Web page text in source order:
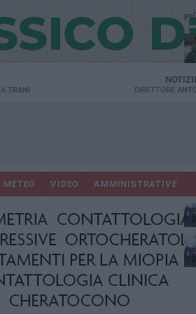
A TRANI DIRETTORE
METEO VIDEO AMMINISTRATIVE